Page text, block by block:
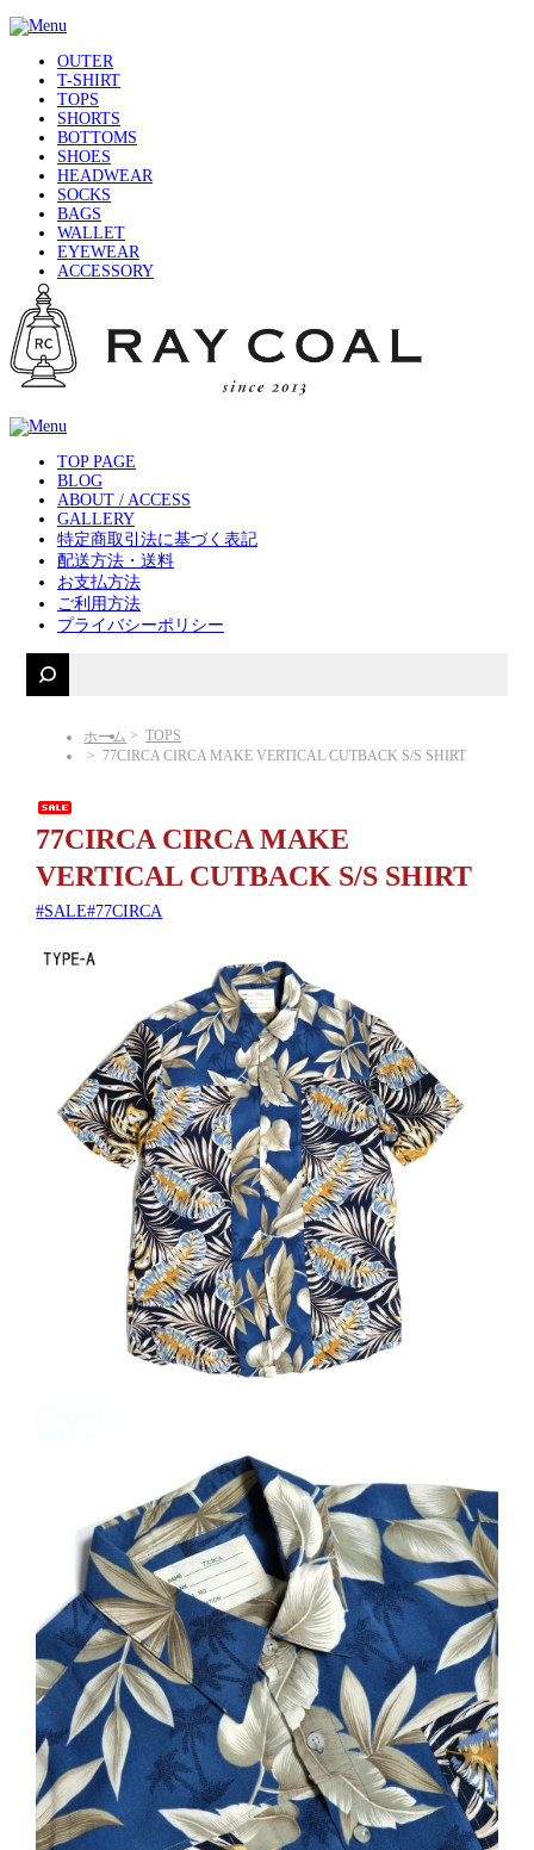
OUTER
T-SHIRT
TOPS
SHORTS
BOTTOMS
SHOES
HEADWEAR
SOCKS
BAGS
WALLET
EYEWEAR
ACCESSORY
TOP PAGE
BLOG
ABOUT / ACCESS
GALLERY
特定商取引法に基づく表記
配送方法・送料
お支払方法
ご利用方法
プライバシーポリシー
ホーム
TOPS
77CIRCA CIRCA MAKE VERTICAL CUTBACK S/S SHIRT
77CIRCA CIRCA MAKE
VERTICAL CUTBACK S/S SHIRT
SALE 77CIRCA